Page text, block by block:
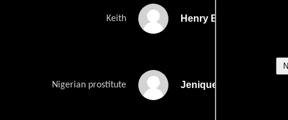
Keith Henry Bazemore Jr.
Nigerian prostitute Jenique Bennett